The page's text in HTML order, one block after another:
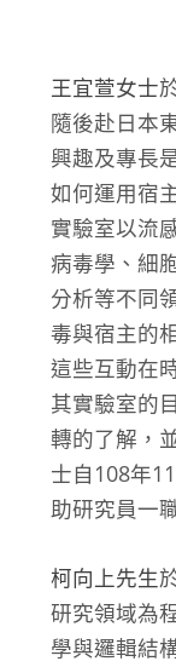
王宜萱女士
隨後赴日本
興趣及專長
如何運用宿
實驗室以流
病毒學、細
分析等不同
毒與宿主的
這些互動在
其實驗室的
轉的了解，
士自108年
助研究員一
柯向上先生
研究領域為
學與邏輯結